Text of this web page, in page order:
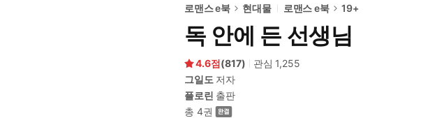
로맨스 e북 현대물 로맨스 e북 19+
독 안에 든 선생님
4.6 (817) 관심 1,255
그일도 저자
플로린 출판
총 4권